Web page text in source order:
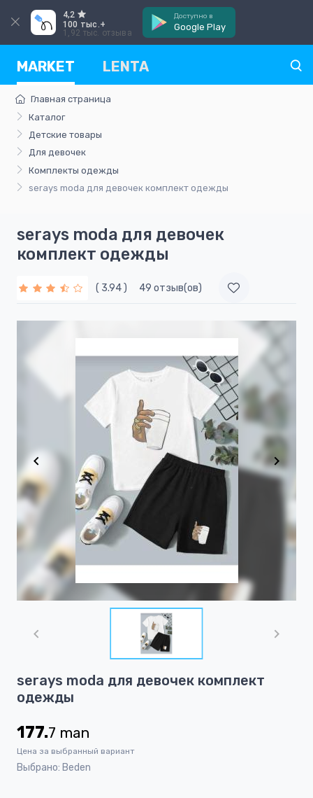
4,2
100 тыс.+
1,92 тыс. отзыва
Доступно в
Google Play
MARKET LENTA
Главная страница
Каталог
Детские товары
Для девочек
Комплекты одежды
serays moda для девочек комплект одежды
serays moda для девочек
комплект одежды
( 3.94 ) 49 отзыв(ов)
1
of
serays moda для девочек комплект
одежды
177.7 man
Цена за выбранный вариант
Выбрано: Beden